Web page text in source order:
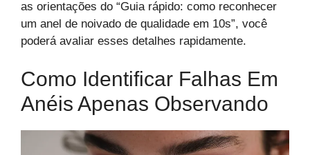
as orientações do “Guia rápido: como reconhecer
um anel de noivado de qualidade em 10s”, você
poderá avaliar esses detalhes rapidamente.
Como Identificar Falhas Em
Anéis Apenas Observando